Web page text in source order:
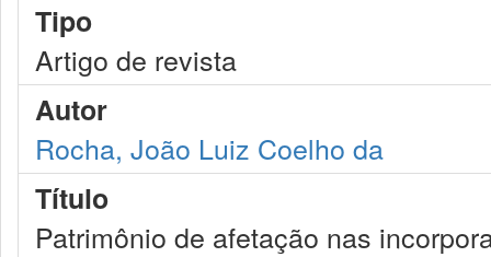
Tipo
Artigo de revista
Autor
Rocha, João Luiz Coelho da
Título
Patrimônio de afetação nas